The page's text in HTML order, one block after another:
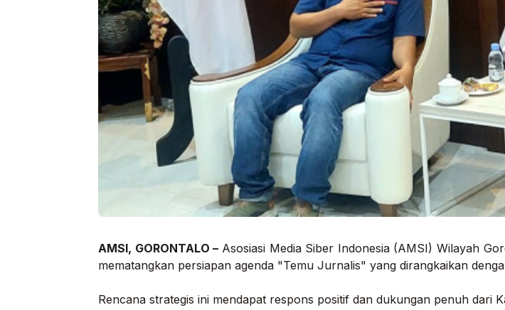
AMSI, GORONTALO – Asosiasi Media Siber Indonesia (AMSI) Wilayah
mematangkan persiapan agenda "Temu Jurnalis" yang dirangkaikan
Rencana strategis ini mendapat respons positif dan dukungan penuh dari